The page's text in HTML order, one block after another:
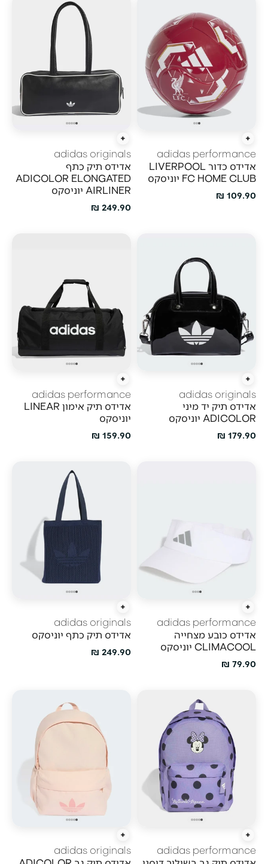
הוסף לעגלה
adidas performance
אדידס כדור LIVERPOOL
FC HOME CLUB יוניסקס
מחיר מבצע
109.90 ₪
הוסף לעגלה
adidas originals
אדידס תיק כתף
ADICOLOR ELONGATED
AIRLINER יוניסקס
מחיר מבצע
249.90 ₪
הוסף לעגלה
adidas originals
אדידס תיק יד מיני
ADICOLOR יוניסקס
מחיר מבצע
179.90 ₪
הוסף לעגלה
adidas performance
אדידס תיק אימון LINEAR
יוניסקס
מחיר מבצע
159.90 ₪
הוספה מהירה
adidas performance
אדידס כובע מצחייה
CLIMACOOL יוניסקס
מחיר מבצע
79.90 ₪
הוסף לעגלה
adidas originals
אדידס תיק כתף יוניסקס
מחיר מבצע
249.90 ₪
הוסף לעגלה
adidas performance
הוסף לעגלה
adidas originals